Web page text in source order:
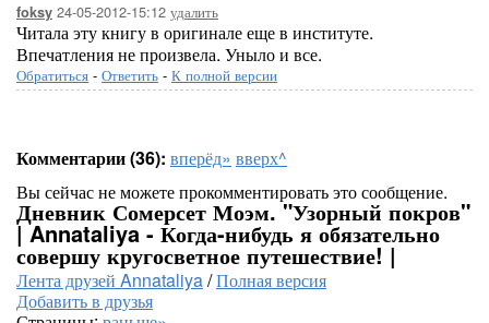
foksy 24-05-2012-15:12 удалить
Читала эту книгу в оригинале еще в институте.
Впечатления не произвела. Уныло и все.
Обратиться - Ответить - К полной версии
Комментарии (36): вперёд» вверх^
Вы сейчас не можете прокомментировать это сообщение.
Дневник Сомерсет Моэм. "Узорный покров"
| Annataliya - Когда-нибудь я обязательно
совершу кругосветное путешествие! |
Лента друзей Annataliya/Полная версия
Добавить в друзья